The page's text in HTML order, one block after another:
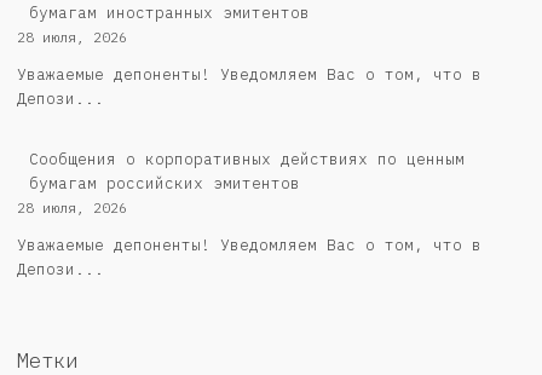
бумагам иностранных эмитентов
28 июля, 2026
Уважаемые депоненты! Уведомляем Вас о том, что в
Депози...
Cообщения о корпоративных действиях по ценным
бумагам российских эмитентов
28 июля, 2026
Уважаемые депоненты! Уведомляем Вас о том, что в
Депози...
Метки